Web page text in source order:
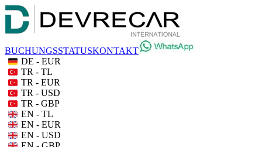
BUCHUNGSSTATUSKONTAKT
DE - EUR
TR - TL
TR - EUR
TR - USD
TR - GBP
EN - TL
EN - EUR
EN - USD